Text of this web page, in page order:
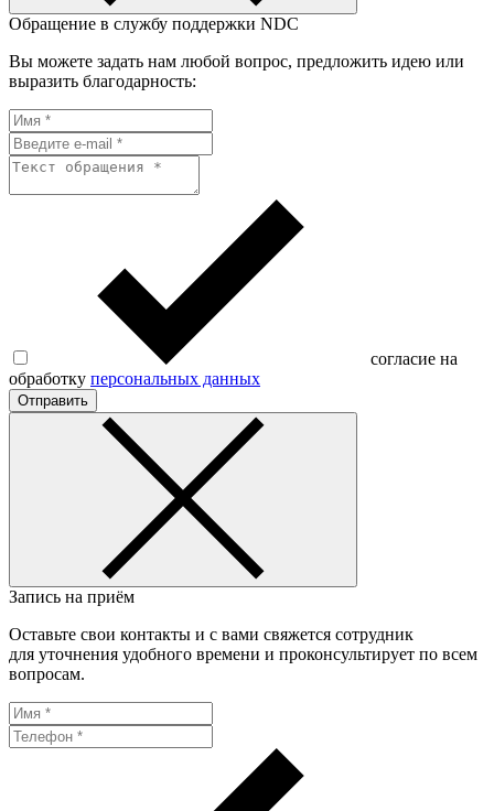
Обращение в службу поддержки NDC
Вы можете задать нам любой вопрос, предложить идею или
выразить благодарность:
согласие на
обработку персональных данных
Отправить
Запись на приём
Оставьте свои контакты и с вами свяжется сотрудник
для уточнения удобного времени и проконсультирует по всем
вопросам.